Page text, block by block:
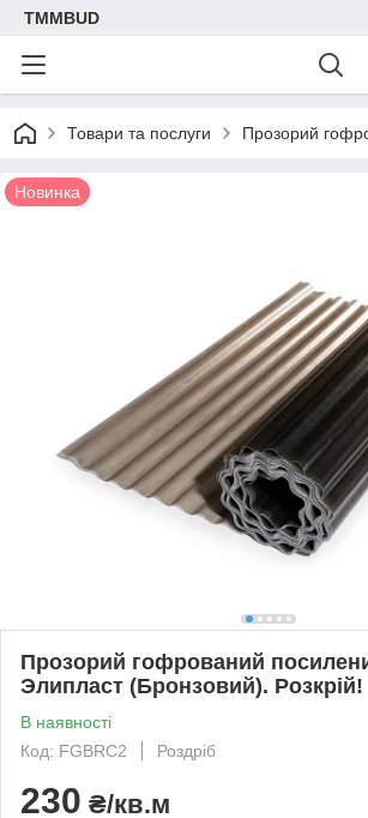
TMMBUD
Товари та послуги Прозорий
Новинка
Прозорий гофрований
Элипласт (Бронзовий). Розкрій!
В наявності
Код: FGBRC2
Роздріб
230 ₴/кв.м